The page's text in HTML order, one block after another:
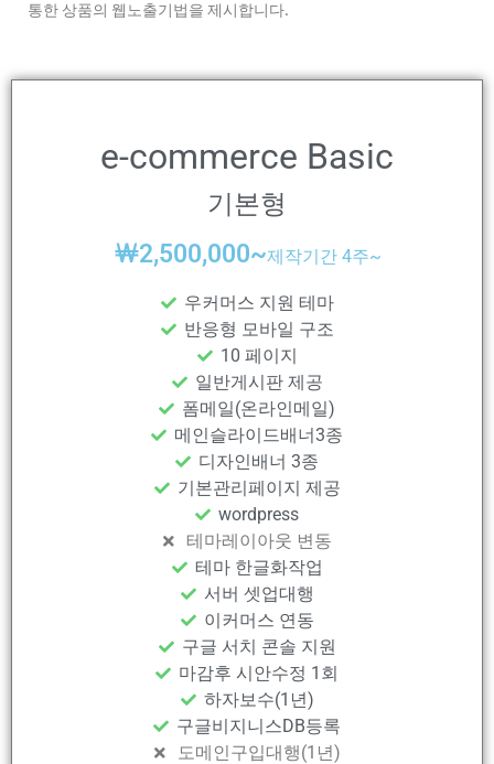
통한 상품의 웹노출기법을 제시합니다.
e-commerce Basic
기본형
￦2,500,000~제작기간 4주~
우커머스 지원 테마
반응형 모바일 구조
10 페이지
일반게시판 제공
폼메일(온라인메일)
메인슬라이드배너3종
디자인배너 3종
기본관리페이지 제공
wordpress
테마레이아웃 변동
테마 한글화작업
서버 셋업대행
이커머스 연동
구글 서치 콘솔 지원
마감후 시안수정 1회
하자보수(1년)
구글비지니스DB등록
도메인구입대행(1년)